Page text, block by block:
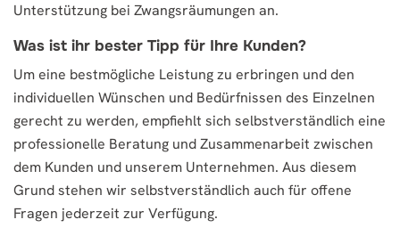
Unterstützung bei Zwangsräumungen an.
Was ist ihr bester Tipp für Ihre Kunden?
Um eine bestmögliche Leistung zu erbringen und den
individuellen Wünschen und Bedürfnissen des Einzelnen
gerecht zu werden, empfiehlt sich selbstverständlich eine
professionelle Beratung und Zusammenarbeit zwischen
dem Kunden und unserem Unternehmen. Aus diesem
Grund stehen wir selbstverständlich auch für offene
Fragen jederzeit zur Verfügung.